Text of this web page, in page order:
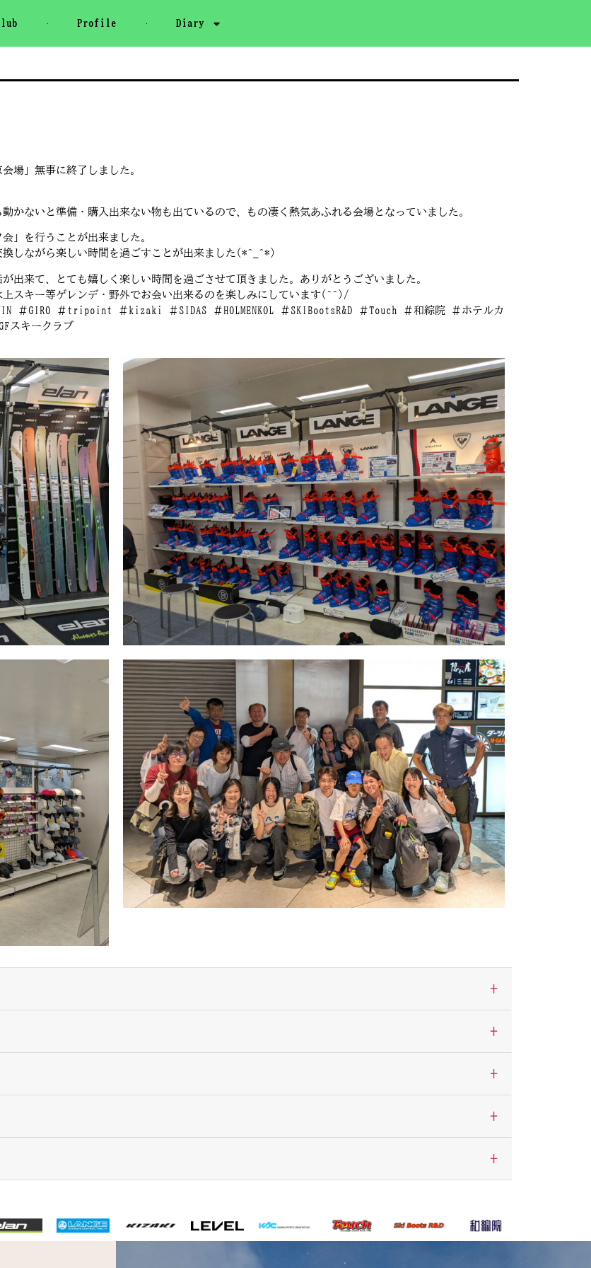
Profile Diary
場」無事に終了しました。
かないと準備・購入出来ない物も出ているので、もの凄く熱気あふれる会場となっていました。
」を行うことが出来ました。
しながら楽しい時間を過ごすことが出来ました(*^_^*)
出来て、とても嬉しく楽しい時間を過ごさせて頂きました。ありがとうございました。
スキー等ゲレンデ・野外でお会い出来るのを楽しみにしています(^^)/
＃GIRO ＃tripoint ＃kizaki ＃SIDAS ＃HOLMENKOL ＃SKIBootsR&D ＃Touch ＃和綜院 ＃ホテルカ
スキークラブ
+
+
+
+
+